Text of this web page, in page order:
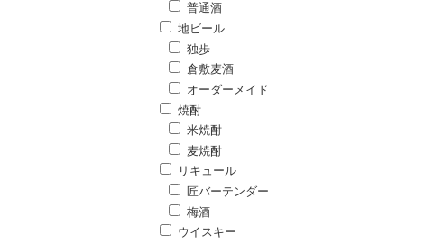
普通酒
地ビール
独歩
倉敷麦酒
オーダーメイド
焼酎
米焼酎
麦焼酎
リキュール
匠バーテンダー
梅酒
ウイスキー